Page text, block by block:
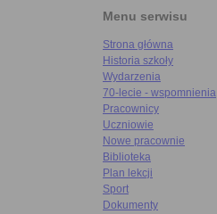
Menu serwisu
Strona główna
Historia szkoły
Wydarzenia
70-lecie - wspomnienia
Pracownicy
Uczniowie
Nowe pracownie
Biblioteka
Plan lekcji
Sport
Dokumenty